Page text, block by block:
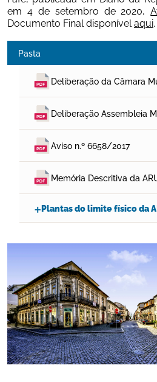
em 4 de setembro de 2020,
Documento Final disponível aqui
Pasta
Deliberação da Câmara
Deliberação Assembleia
Aviso n.º 6658/2017
Memória Descritiva da
Plantas do limite físico da